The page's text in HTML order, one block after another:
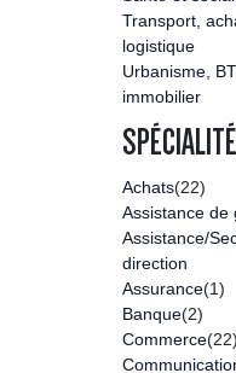
Transport,
logistique
Urbanisme,
immobilier
SPÉCIALITÉ
Achats(22)
Assistance de
Assistance/
direction
Assurance(1)
Banque(2)
Commerce(22)